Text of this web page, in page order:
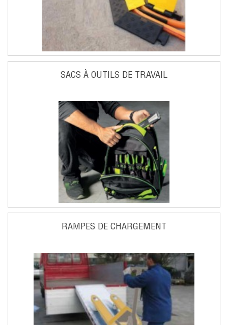
SACS À OUTILS DE TRAVAIL
RAMPES DE CHARGEMENT